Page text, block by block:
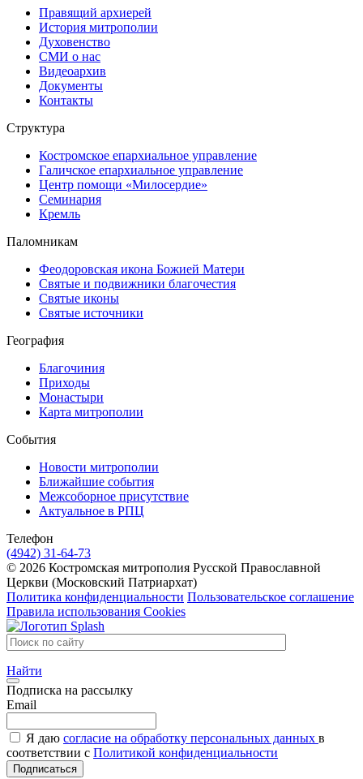
Правящий архиерей
История митрополии
Духовенство
СМИ о нас
Видеоархив
Документы
Контакты
Структура
Костромское епархиальное управление
Галичское епархиальное управление
Центр помощи «Милосердие»
Семинария
Кремль
Паломникам
Феодоровская икона Божией Матери
Святые и подвижники благочестия
Святые иконы
Святые источники
География
Благочиния
Приходы
Монастыри
Карта митрополии
События
Новости митрополии
Ближайшие события
Межсоборное присутствие
Актуальное в РПЦ
Телефон
(4942) 31-64-73
© 2026 Костромская митрополия Русской Православной
Церкви (Московский Патриархат)
Политика конфиденциальности Пользовательское соглашение
Правила использования Cookies
Найти
Подписка на рассылку
Email
Я даю согласие на обработку персональных данных в
соответствии с Политикой конфиденциальности
Подписаться